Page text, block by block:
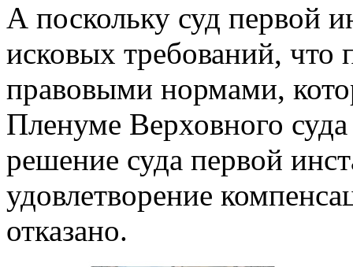
А поскольку суд первой
исковых требований,
правовыми нормами,
Пленуме Верховного
решение суда первой
удовлетворение
отказано.